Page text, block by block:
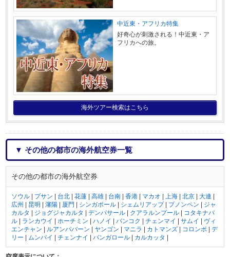
中近東・アフリカ特集
好奇心が刺激される！中近東・ア
フリカへの旅。
海外ツアー検索はこちら
▼ その他の都市の海外航空券一覧
その他の都市の海外航空券
ソウル | プサン | 台北 |花蓮 |高雄 | 台南 |香港 | マカオ | 上海 |北京 |大連 |
広州 | 昆明 |瀋陽 | 厦門 | シンガポール | シェムリアップ| プノンペン | ジャ
カルタ | ジョグジャカルタ |デンパサール | クアラルンプール | コタキナバ
ル | ランカウイ | ホーチミン |ハノイ |バンコク |チェンマイ |サムイ | ヴィ
エンチャン | ルアンパバーン | ヤンゴン | マニラ | カトマンズ | コロンボ |デ
リー | ムンバイ |チェンナイ |バンガロール | カルカッタ |